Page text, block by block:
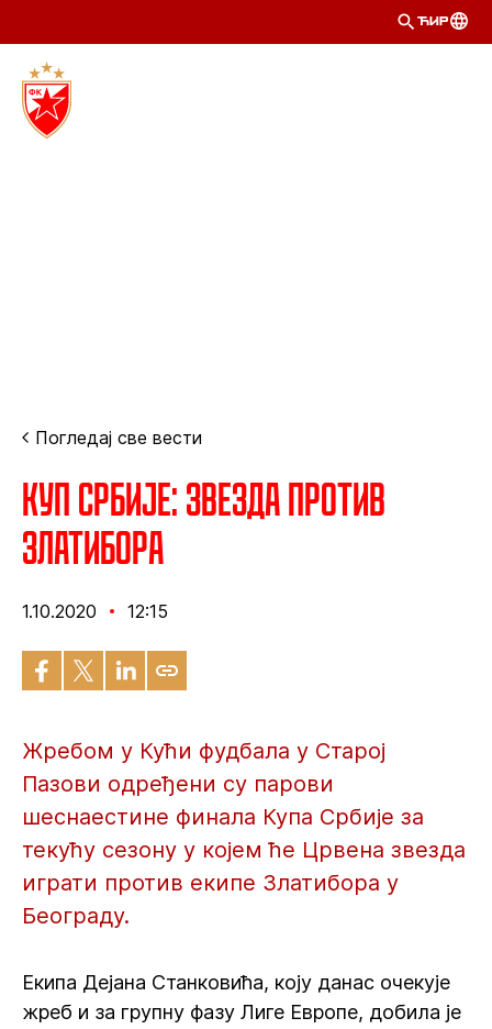
ЋИР
Погледај све вести
Куп Србије: Звезда против
Златибора
1.10.2020 12:15
Жребом у Кући фудбала у Старој
Пазови одређени су парови
шеснаестине финала Купа Србије за
текућу сезону у којем ће Црвена звезда
играти против екипе Златибора у
Београду.
Екипа Дејана Станковића, коју данас очекује
жреб и за групну фазу Лиге Европе, добила је